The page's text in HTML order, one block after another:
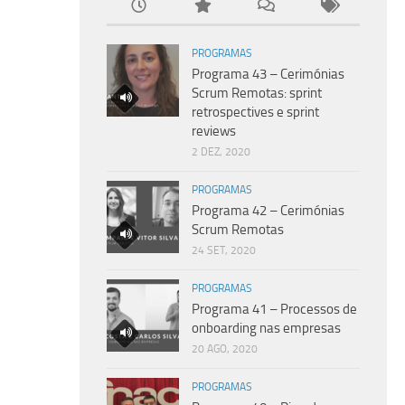
PROGRAMAS
Programa 43 – Cerimónias
Scrum Remotas: sprint
retrospectives e sprint
reviews
2 DEZ, 2020
PROGRAMAS
Programa 42 – Cerimónias
Scrum Remotas
24 SET, 2020
PROGRAMAS
Programa 41 – Processos de
onboarding nas empresas
20 AGO, 2020
PROGRAMAS